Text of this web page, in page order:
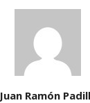
Juan Ramón